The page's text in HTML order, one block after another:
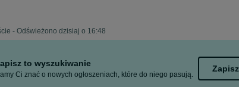
- Odświeżono dzisiaj o 16:48
to wyszukiwanie
Ci znać o nowych ogłoszeniach, które do niego pasują.
Zapisz